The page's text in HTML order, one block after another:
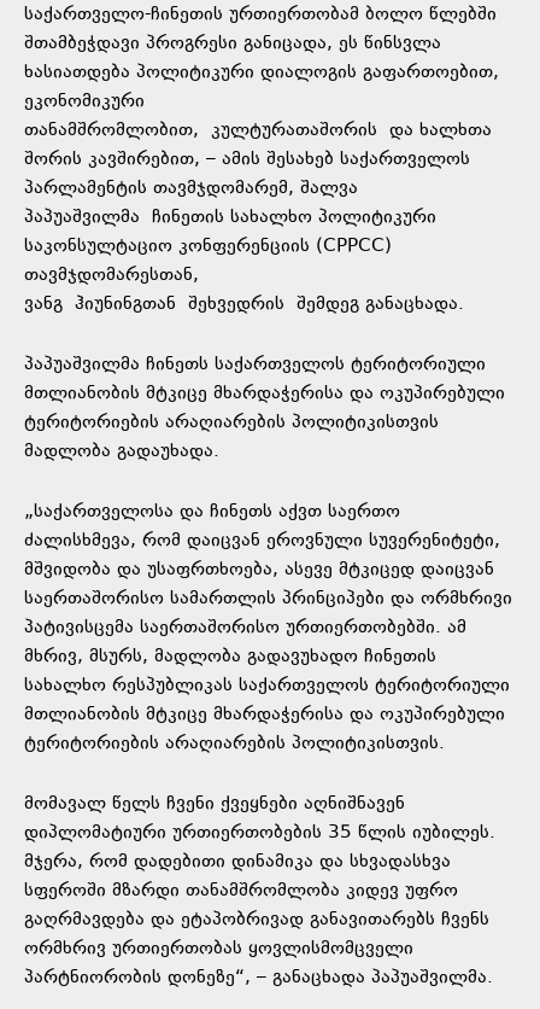
საქართველო-ჩინეთის ურთიერთობამ ბოლო წლებში
შთამბეჭდავი პროგრესი განიცადა, ეს წინსვლა
ხასიათდება პოლიტიკური დიალოგის გაფართოებით,
ეკონომიკური
თანამშრომლობით, კულტურათაშორის და ხალხთა
შორის კავშირებით, – ამის შესახებ საქართველოს
პარლამენტის თავმჯდომარემ, შალვა
პაპუაშვილმა ჩინეთის სახალხო პოლიტიკური
საკონსულტაციო კონფერენციის (CPPCC)
თავმჯდომარესთან,
ვანგ ჰიუნინგთან შეხვედრის შემდეგ განაცხადა.
პაპუაშვილმა ჩინეთს საქართველოს ტერიტორიული
მთლიანობის მტკიცე მხარდაჭერისა და ოკუპირებული
ტერიტორიების არაღიარების პოლიტიკისთვის
მადლობა გადაუხადა.
„საქართველოსა და ჩინეთს აქვთ საერთო
ძალისხმევა, რომ დაიცვან ეროვნული სუვერენიტეტი,
მშვიდობა და უსაფრთხოება, ასევე მტკიცედ დაიცვან
საერთაშორისო სამართლის პრინციპები და ორმხრივი
პატივისცემა საერთაშორისო ურთიერთობებში. ამ
მხრივ, მსურს, მადლობა გადავუხადო ჩინეთის
სახალხო რესპუბლიკას საქართველოს ტერიტორიული
მთლიანობის მტკიცე მხარდაჭერისა და ოკუპირებული
ტერიტორიების არაღიარების პოლიტიკისთვის.
მომავალ წელს ჩვენი ქვეყნები აღნიშნავენ
დიპლომატიური ურთიერთობების 35 წლის იუბილეს.
მჯერა, რომ დადებითი დინამიკა და სხვადასხვა
სფეროში მზარდი თანამშრომლობა კიდევ უფრო
გაღრმავდება და ეტაპობრივად განავითარებს ჩვენს
ორმხრივ ურთიერთობას ყოვლისმომცველი
პარტნიორობის დონეზე“, – განაცხადა პაპუაშვილმა.